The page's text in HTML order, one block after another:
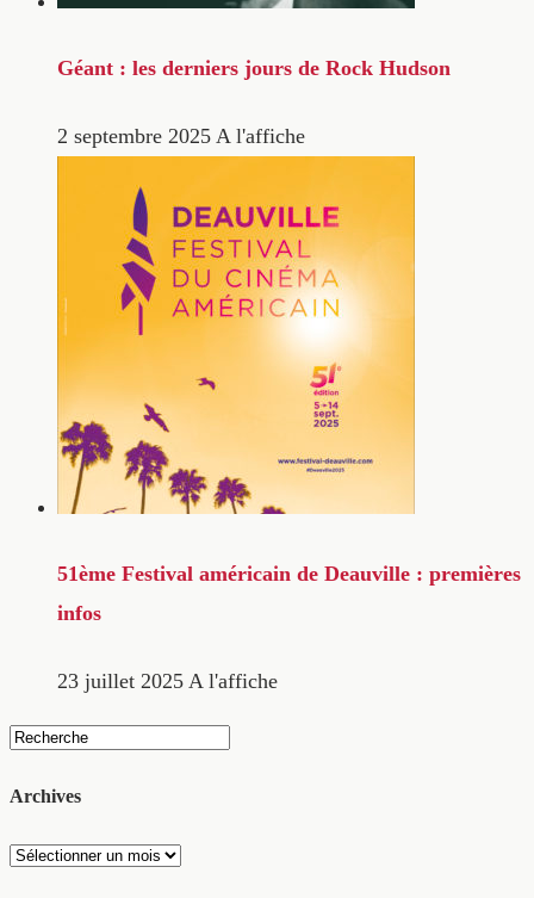
Géant : les derniers jours de Rock Hudson
2 septembre 2025 A l'affiche
51ème Festival américain de Deauville : premières
infos
23 juillet 2025 A l'affiche
Archives
Archives